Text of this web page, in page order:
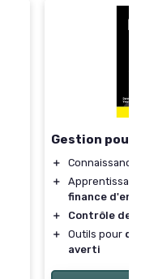
Gestion pour
＋
＋
finance
＋
Contrôle de
＋
Outils pour
averti